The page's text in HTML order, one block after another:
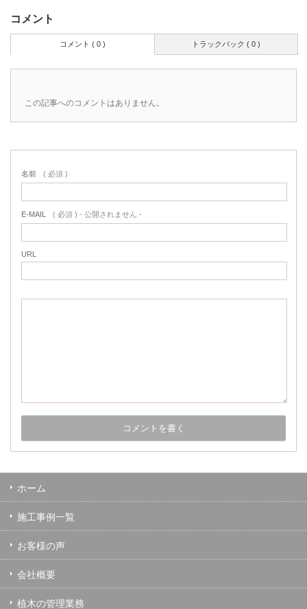
コメント
トラックバック ( 0 )
コメント ( 0 )
この記事へのコメントはありません。
名前 ( 必須 )
E-MAIL ( 必須 ) - 公開されません -
URL
ホーム
施工事例一覧
お客様の声
会社概要
植木の管理業務